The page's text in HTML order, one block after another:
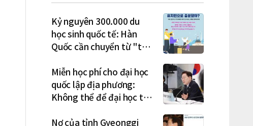
Kỷ nguyên 300.000 du
học sinh quốc tế: Hàn
Quốc cần chuyển từ "thu
việc làm – định cư"
Miễn học phí cho đại học
quốc lập địa phương:
Không thể để đại học tư
Nợ của tỉnh Gyeonggi